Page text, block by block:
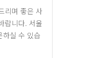
리며 좋은 사
랍니다. 서울
하실 수 있습